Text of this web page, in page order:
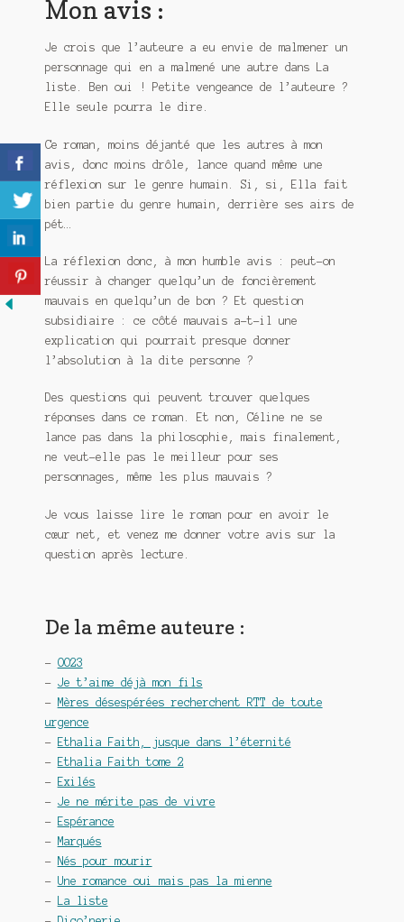
Mon avis :
Je crois que l’auteure a eu envie de malmener un
personnage qui en a malmené une autre dans La
liste. Ben oui ! Petite vengeance de l’auteure ?
Elle seule pourra le dire.
Ce roman, moins déjanté que les autres à mon
avis, donc moins drôle, lance quand même une
réflexion sur le genre humain. Si, si, Ella fait
bien partie du genre humain, derrière ses airs de
pét…
La réflexion donc, à mon humble avis : peut-on
réussir à changer quelqu’un de foncièrement
mauvais en quelqu’un de bon ? Et question
subsidiaire : ce côté mauvais a-t-il une
explication qui pourrait presque donner
l’absolution à la dite personne ?
Des questions qui peuvent trouver quelques
réponses dans ce roman. Et non, Céline ne se
lance pas dans la philosophie, mais finalement,
ne veut-elle pas le meilleur pour ses
personnages, même les plus mauvais ?
Je vous laisse lire le roman pour en avoir le
cœur net, et venez me donner votre avis sur la
question après lecture.
De la même auteure :
– OO23
– Je t’aime déjà mon fils
–
Mères désespérées recherchent RTT de toute
urgence
–
Ethalia Faith, jusque dans l’éternité
–
Ethalia Faith tome 2
–
Exilés
– Je ne mérite pas de vivre
–
Espérance
–
Marqués
–
Nés pour mourir
– Une romance oui mais pas la mienne
–
La liste